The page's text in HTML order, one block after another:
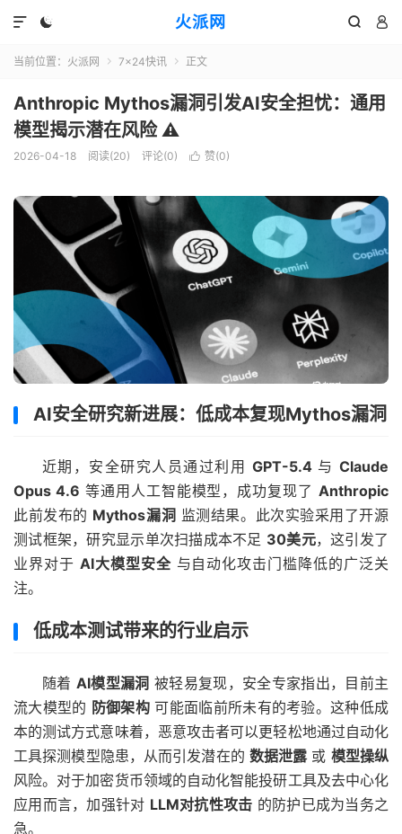
火派网
  

当前位置： 火派网  7×24快讯  正文
Anthropic Mythos漏洞引发AI安全担忧：通用
模型揭示潜在风险 ⚠️
2026-04-18 阅读(20) 评论(0)  赞(0)
AI安全研究新进展：低成本复现Mythos漏洞
近期，安全研究人员通过利用 GPT-5.4与Claude
Opus 4.6 等通用人工智能模型，成功复现了Anthropic
此前发布的 Mythos漏洞 监测结果。此次实验采用了开源
测试框架，研究显示单次扫描成本不足 30美元，这引发了
业界对于 AI大模型安全与自动化攻击门槛降低的广泛关
注。
低成本测试带来的行业启示
随着 AI模型漏洞 被轻易复现，安全专家指出，目前主
流大模型的 防御架构 可能面临前所未有的考验。这种低成
本的测试方式意味着，恶意攻击者可以更轻松地通过自动化
工具探测模型隐患，从而引发潜在的 数据泄露或 模型操纵
风险。对于加密货币领域的自动化智能投研工具及去中心化
应用而言，加强针对 LLM对抗性攻击 的防护已成为当务之
急。